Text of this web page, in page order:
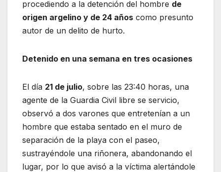
procediendo a la detención del hombre de
origen argelino y de 24 años como presunto
autor de un delito de hurto.
Detenido en una semana en tres ocasiones
El día 21 de julio, sobre las 23:40 horas, una
agente de la Guardia Civil libre se servicio,
observó a dos varones que entretenían a un
hombre que estaba sentado en el muro de
separación de la playa con el paseo,
sustrayéndole una riñonera, abandonando el
lugar, por lo que avisó a la víctima alertándole